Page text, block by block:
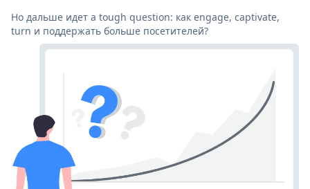
Но дальше идет a tough question: как engage, captivate,
turn и поддержать больше посетителей?